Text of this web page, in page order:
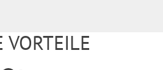
VORTEILE